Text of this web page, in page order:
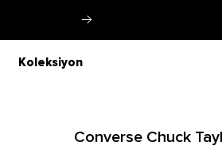
Koleksiyon
Converse Chuck